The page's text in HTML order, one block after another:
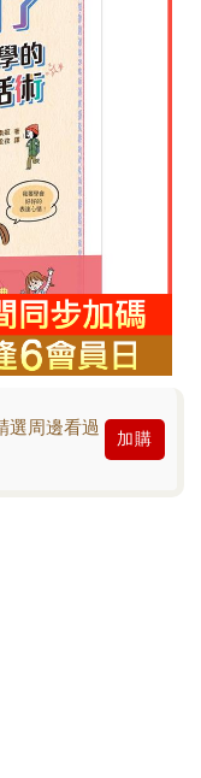
選周邊看過
加購